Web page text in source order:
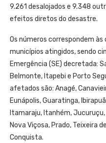
9.261 desalojados e 9.348
efeitos diretos do desastre.
Os números correspondem
municípios atingidos, sendo
Emergência (SE) decretada:
Belmonte, Itapebi e Porto
afetados são: Anagé,
Eunápolis, Guaratinga,
Itamaraju, Itanhém,
Nova Viçosa, Prado, Teixeira
Conquista.